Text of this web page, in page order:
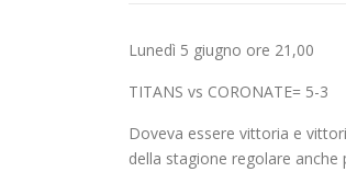
Lunedì 5 giugno ore 21,00
TITANS vs CORONATE= 5-3
Doveva essere vittoria e
della stagione regolare